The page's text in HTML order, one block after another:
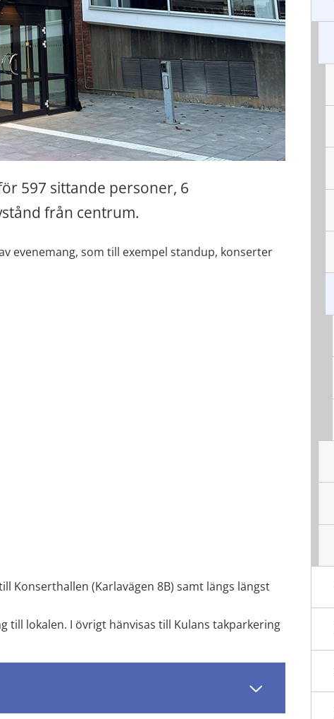
597 sittande personer, 6
från centrum.
evenemang, som till exempel standup, konserter
Konserthallen (Karlavägen 8B) samt längs längst
till lokalen. I övrigt hänvisas till Kulans takparkering